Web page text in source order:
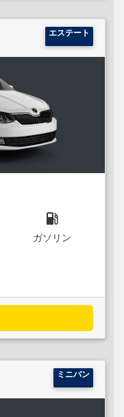
エステート
local_gas_station
ガソリン
ミニバン